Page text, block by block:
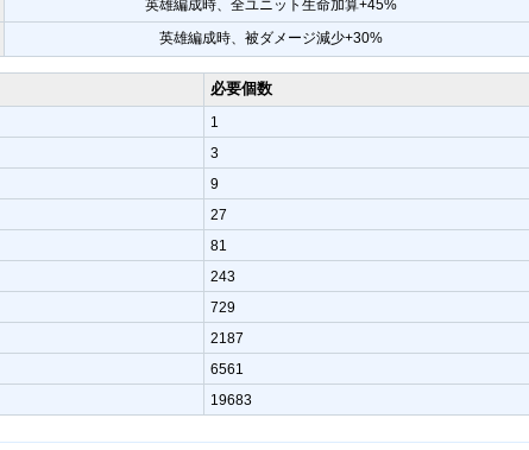
英雄編成時、全ユニット生命加算+45%
英雄編成時、被ダメージ減少+30%
必要個数
1
3
9
27
81
243
729
2187
6561
19683